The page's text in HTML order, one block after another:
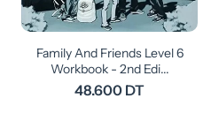
Family And Friends Level 6
Workbook - 2nd Edi...
48.600 DT